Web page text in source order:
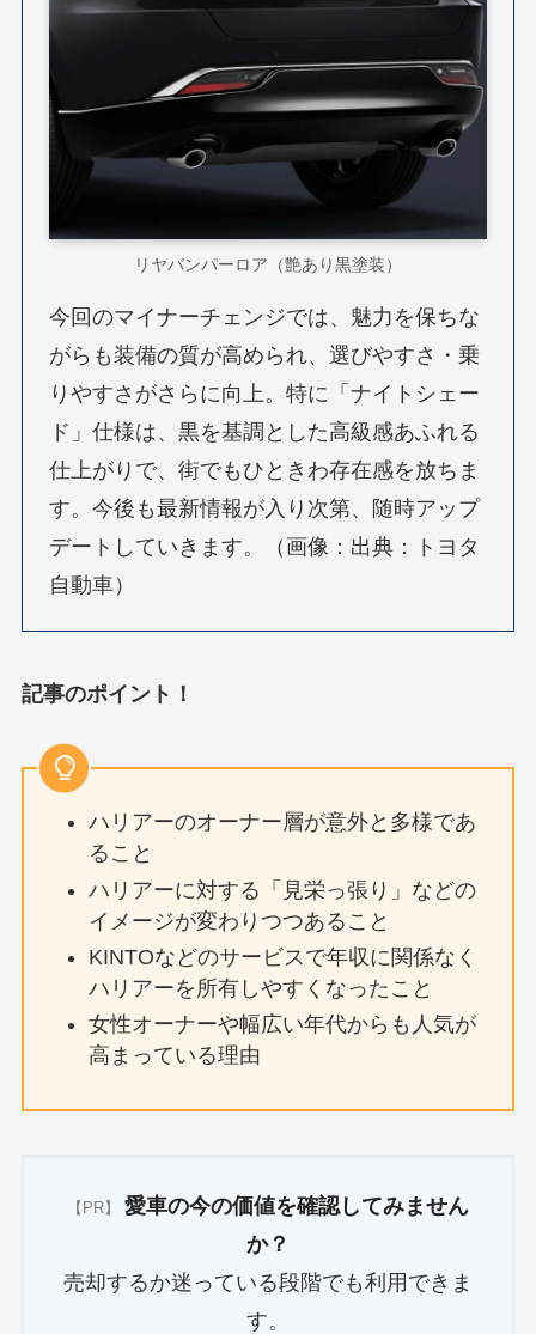
リヤバンパーロア（艶あり黒塗装）
今回のマイナーチェンジでは、魅力を保ちな
がらも装備の質が高められ、選びやすさ・乗
りやすさがさらに向上。特に「ナイトシェー
ド」仕様は、黒を基調とした高級感あふれる
仕上がりで、街でもひときわ存在感を放ちま
す。今後も最新情報が入り次第、随時アップ
デートしていきます。（画像：出典：トヨタ
自動車）
記事のポイント！
ハリアーのオーナー層が意外と多様であ
ること
ハリアーに対する「見栄っ張り」などの
イメージが変わりつつあること
KINTOなどのサービスで年収に関係なく
ハリアーを所有しやすくなったこと
女性オーナーや幅広い年代からも人気が
高まっている理由
【PR】
愛車の今の価値を確認してみません
か？
売却するか迷っている段階でも利用できま
す。